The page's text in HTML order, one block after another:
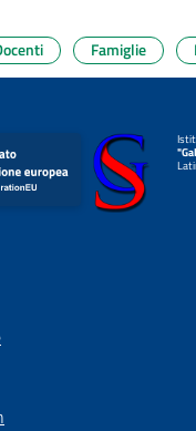
Famiglie